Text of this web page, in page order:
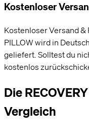
Kostenloser
Kostenloser Versand &
PILLOW wird in
geliefert. Solltest du
kostenlos
Die
Vergleich